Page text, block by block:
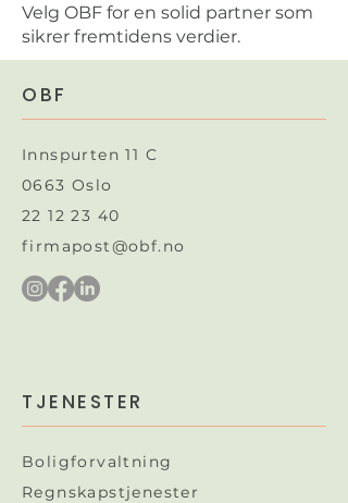
Velg OBF for en solid partner som
sikrer fremtidens verdier.
OBF
Innspurten 11 C
0663 Oslo
22 12 23 40
firmapost@obf.no
TJENESTER
Boligforvaltning
Regnskapstjenester